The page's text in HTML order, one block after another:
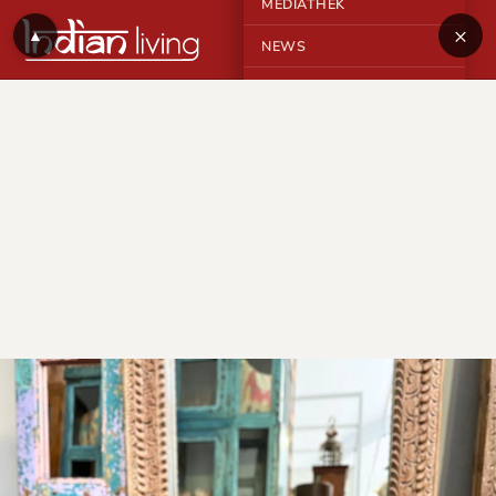
MEDIATHEK
NEWS ×
▲